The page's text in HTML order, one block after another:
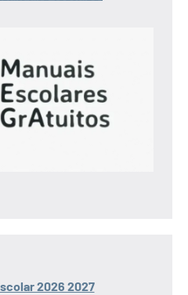
2026 2027